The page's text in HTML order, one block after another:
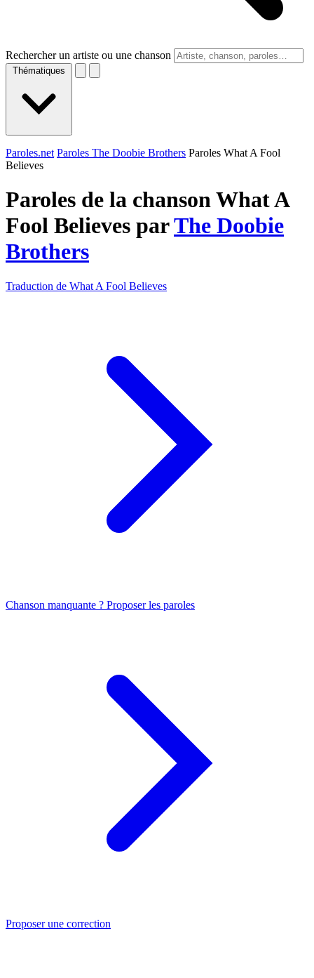
Rechercher un artiste ou une chanson
Thématiques
Paroles.net Paroles The Doobie Brothers Paroles What A Fool
Believes
Paroles de la chanson What A
Fool Believes parThe Doobie
Brothers
Traduction de What A Fool Believes
Chanson manquante ? Proposer les paroles
Proposer une correction